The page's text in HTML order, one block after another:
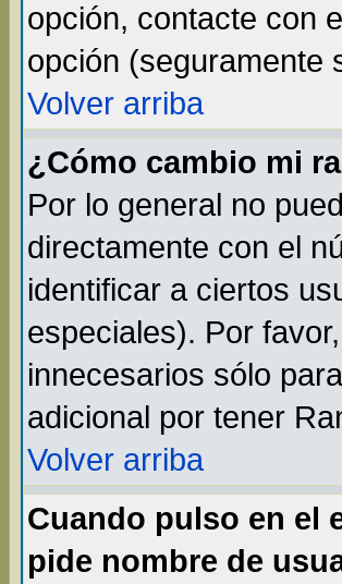
opción, contacte con
opción (seguramente
Volver arriba
¿Cómo cambio mi
Por lo general no
directamente con el
identificar a ciertos
especiales). Por
innecesarios sólo
adicional por tener
Volver arriba
Cuando pulso en el
pide nombre de